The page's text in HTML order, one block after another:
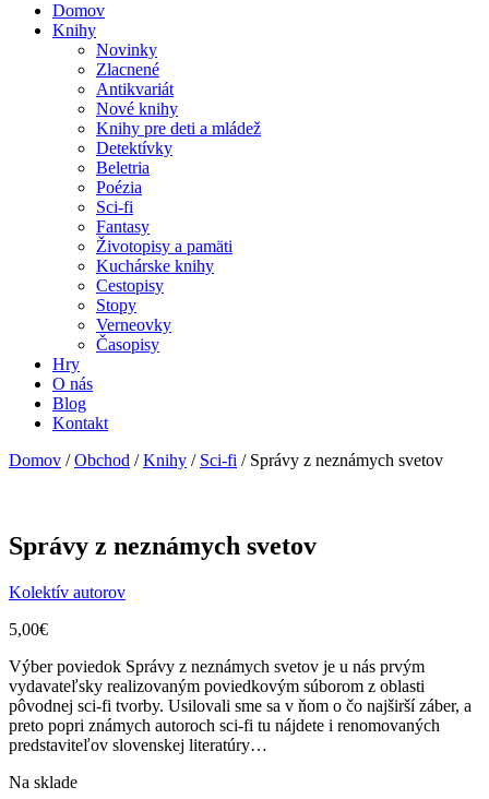
Domov
Knihy
Novinky
Zlacnené
Antikvariát
Nové knihy
Knihy pre deti a mládež
Detektívky
Beletria
Poézia
Sci-fi
Fantasy
Životopisy a pamäti
Kuchárske knihy
Cestopisy
Stopy
Verneovky
Časopisy
Hry
O nás
Blog
Kontakt
Domov /Obchod /Knihy / Sci-fi / Správy z neznámych svetov
Správy z neznámych svetov
Kolektív autorov
5,00€
Výber poviedok Správy z neznámych svetov je u nás prvým
vydavateľsky realizovaným poviedkovým súborom z oblasti
pôvodnej sci-fi tvorby. Usilovali sme sa v ňom o čo najširší záber, a
preto popri známych autoroch sci-fi tu nájdete i renomovaných
predstaviteľov slovenskej literatúry…
Na sklade